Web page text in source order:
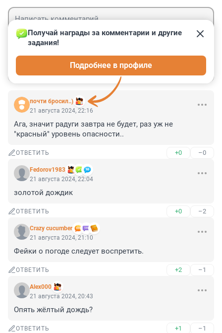
почти бросил..)
Получай награды за комментарии и другие
задания!
Подробнее в профиле
21 августа 2024, 22:16
Ага, значит радуги завтра не будет, раз уж не
"красный" уровень опасности..
ОТВЕТИТЬ +0 –0
Fedorov1983
21 августа 2024, 22:04
золотой дождик
ОТВЕТИТЬ +0 –2
Crazy cucumber
21 августа 2024, 21:10
Фейки о погоде следует воспретить.
ОТВЕТИТЬ +2 –1
Alex000
21 августа 2024, 20:43
Опять жёлтый дождь?
ОТВЕТИТЬ +1 –1